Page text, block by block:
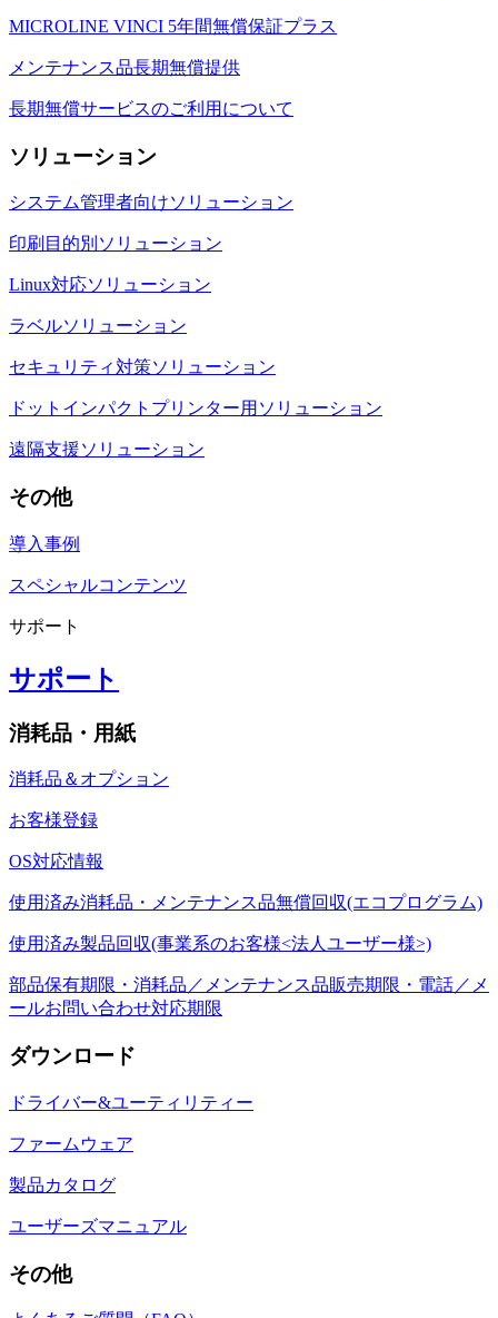
MICROLINE VINCI 5年間無償保証プラス
メンテナンス品長期無償提供
長期無償サービスのご利用について
ソリューション
システム管理者向けソリューション
印刷目的別ソリューション
Linux対応ソリューション
ラベルソリューション
セキュリティ対策ソリューション
ドットインパクトプリンター用ソリューション
遠隔支援ソリューション
その他
導入事例
スペシャルコンテンツ
サポート
サポート
消耗品・用紙
消耗品＆オプション
お客様登録
OS対応情報
使用済み消耗品・メンテナンス品無償回収(エコプログラム)
使用済み製品回収(事業系のお客様<法人ユーザー様>)
部品保有期限・消耗品／メンテナンス品販売期限・電話／メ
ールお問い合わせ対応期限
ダウンロード
ドライバー&ユーティリティー
ファームウェア
製品カタログ
ユーザーズマニュアル
その他